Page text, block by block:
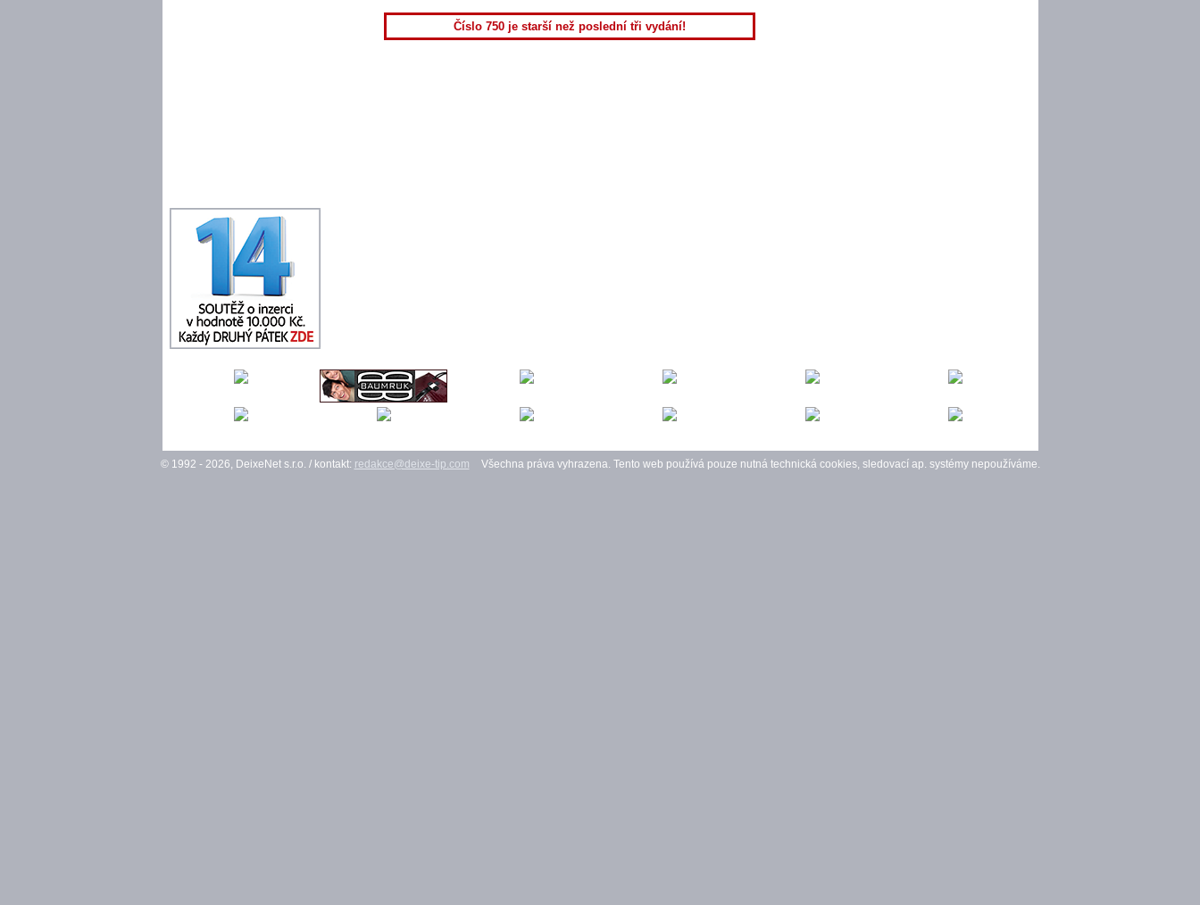
Číslo 750 je starší než poslední tři vydání!
© 1992 - 2026, DeixeNet s.r.o. / kontakt: redakce@deixe-tip.com Všechna práva vyhrazena. Tento web používá pouze nutná technická cookies, sledovací ap. systémy nepoužíváme.